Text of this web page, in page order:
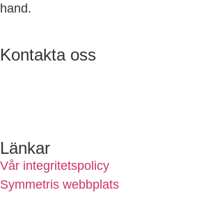
hand.
Kontakta oss
Länkar
Vår integritetspolicy
Symmetris webbplats